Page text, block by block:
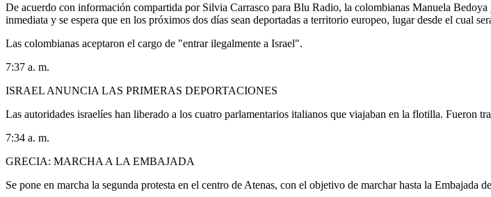
De acuerdo con información compartida por Silvia Carrasco para Blu Radio, la colombianas Manuela
inmediata y se espera que en los próximos dos días sean deportadas a territorio europeo, lugar desde el cual
Las colombianas aceptaron el cargo de "entrar ilegalmente a Israel".
7:37 a. m.
ISRAEL ANUNCIA LAS PRIMERAS DEPORTACIONES
Las autoridades israelíes han liberado a los cuatro parlamentarios italianos que viajaban en la flotilla. Fueron
7:34 a. m.
GRECIA: MARCHA A LA EMBAJADA
Se pone en marcha la segunda protesta en el centro de Atenas, con el objetivo de marchar hasta la